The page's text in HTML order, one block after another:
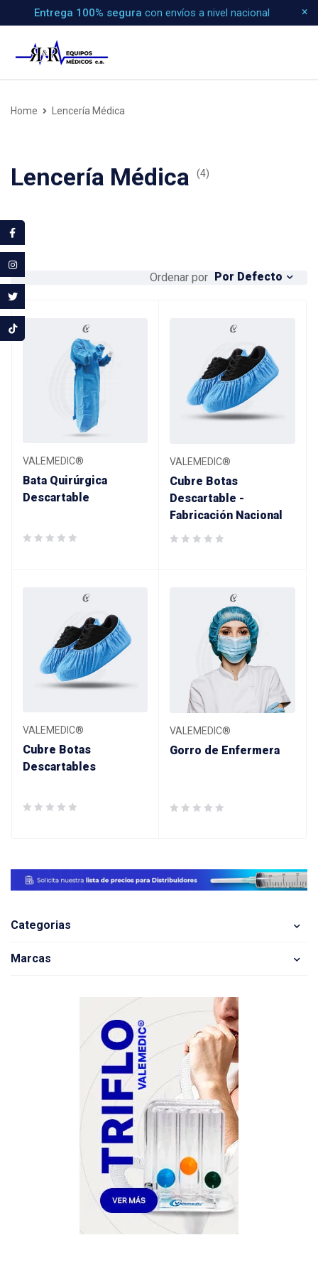
Entrega 100% segura con envíos a nivel nacional
Home Lencería Médica
Lencería Médica (4)
Categorias
Marcas
Ordenar por Por Defecto
VALEMEDIC®
Bata Quirúrgica
Descartable
VALEMEDIC®
Cubre Botas
Descartable -
Fabricación Nacional
VALEMEDIC®
Cubre Botas
Descartables
VALEMEDIC®
Gorro de Enfermera